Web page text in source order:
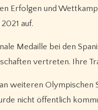
Erfolgen und
auf.
Medaille bei den
vertreten. Ihre
weiteren Olympischen
nicht öffentlich